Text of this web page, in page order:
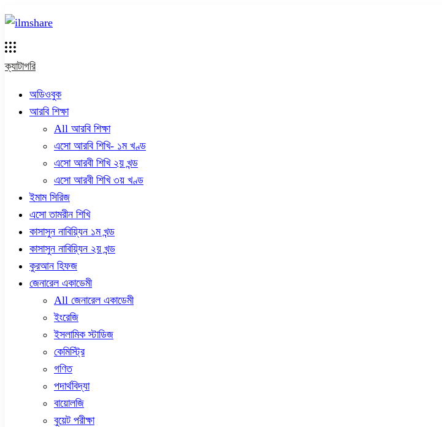
ক্যাটাগরি
অডিওবুক
আরবি শিক্ষা
All আরবি শিক্ষা
এসো আরবি শিখি- ১ম খণ্ড
এসো আরবী শিখি ২য় খন্ড
এসো আরবী শিখি ৩য় খণ্ড
ইমাম সিরিজ
এসো তামরীন শিখি
কাসাসুন নাবিয়্যিন ১ম খন্ড
কাসাসুন নাবিয়্যিন ২য় খন্ড
কুরআন হিফজ
জেনারেল একাডেমী
All জেনারেল একাডেমী
ইংরেজি
ইসলামিক স্টাডিজ
কেমিস্ট্রি
গণিত
পদার্থবিদ্যা
বায়োলজি
বুয়েট পরীক্ষা